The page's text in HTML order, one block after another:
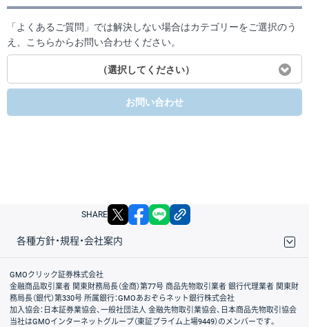
「よくあるご質問」では解決しない場合はカテゴリーをご選択のう
え、こちらからお問い合わせください。
（選択してください）
お問い合わせ
SHARE X facebook
各種方針・規程・会社案内
取引規程・約款
サイトマップ
その他のご案内
個人情報保護方針
最良執行方針
サイトのご利用について
ディスクレイマー
信託保全
リスク説明
会社案内
GMOクリック証券株式会社
金融商品取引業者 関東財務局長（金商）第77号 商品先物取引業者 銀行代理業者 関東財
務局長（銀代）第330号 所属銀行：GMOあおぞらネット銀行株式会社
加入協会：日本証券業協会、一般社団法人 金融先物取引業協会、日本商品先物取引協会
当社はGMOインターネットグループ（東証プライム上場9449）のメンバーです。